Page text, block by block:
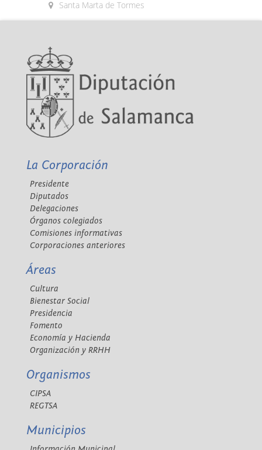
Santa Marta de Tormes
La Corporación
Presidente
Diputados
Delegaciones
Órganos colegiados
Comisiones informativas
Corporaciones anteriores
Áreas
Cultura
Bienestar Social
Presidencia
Fomento
Economía y Hacienda
Organización y RRHH
Organismos
CIPSA
REGTSA
Municipios